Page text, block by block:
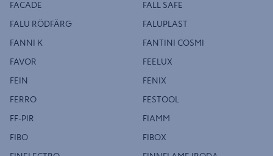
FACADE FALL SAFE
FALU RÖDFÄRG FALUPLAST
FANNI K FANTINI COSMI
FAVOR FEELUX
FEIN FENIX
FERRO FESTOOL
FF-PIR FIAMM
FIBO FIBOX